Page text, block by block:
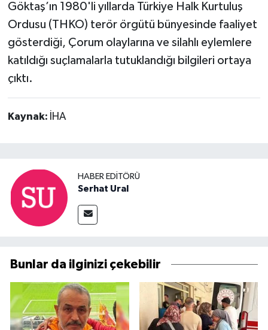
Göktaş’ın 1980'li yıllarda Türkiye Halk Kurtuluş
Ordusu (THKO) terör örgütü bünyesinde faaliyet
gösterdiği, Çorum olaylarına ve silahlı eylemlere
katıldığı suçlamalarla tutuklandığı bilgileri ortaya
çıktı.
Kaynak: İHA
HABER EDITÖRÜ
Serhat Ural
Bunlar da ilginizi çekebilir